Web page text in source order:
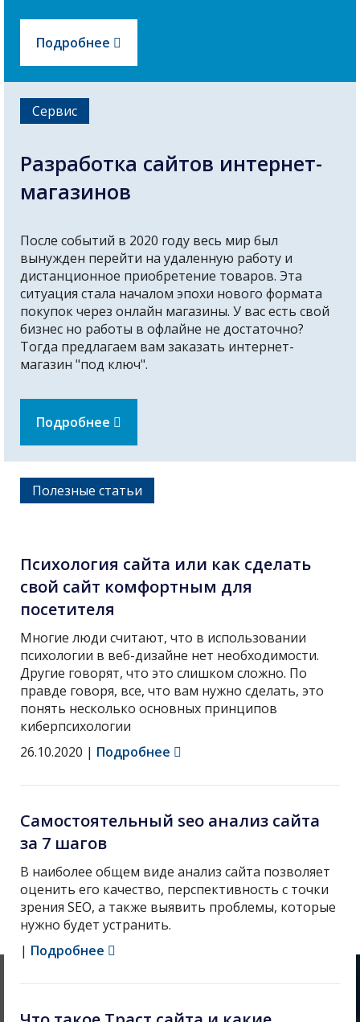
Подробнее
Сервис
Разработка сайтов интернет-
магазинов
После событий в 2020 году весь мир был
вынужден перейти на удаленную работу и
дистанционное приобретение товаров. Эта
ситуация стала началом эпохи нового формата
покупок через онлайн магазины. У вас есть свой
бизнес но работы в офлайне не достаточно?
Тогда предлагаем вам заказать интернет-
магазин "под ключ".
Подробнее
Полезные статьи
Психология сайта или как сделать
свой сайт комфортным для
посетителя
Многие люди считают, что в использовании
психологии в веб-дизайне нет необходимости.
Другие говорят, что это слишком сложно. По
правде говоря, все, что вам нужно сделать, это
понять несколько основных принципов
киберпсихологии
26.10.2020 | Подробнее
Самостоятельный seo анализ сайта
за 7 шагов
В наиболее общем виде анализ сайта позволяет
оценить его качество, перспективность с точки
зрения SEO, а также выявить проблемы, которые
нужно будет устранить.
| Подробнее